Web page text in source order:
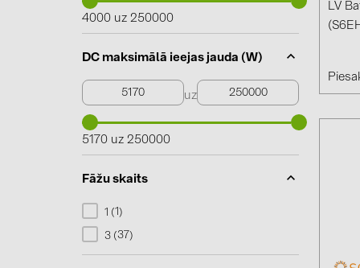
4000 uz 250000
DC maksimālā ieejas jauda (W)
uz
5170 uz 250000
Fāžu skaits
1 (1 )
3 (37)
LV